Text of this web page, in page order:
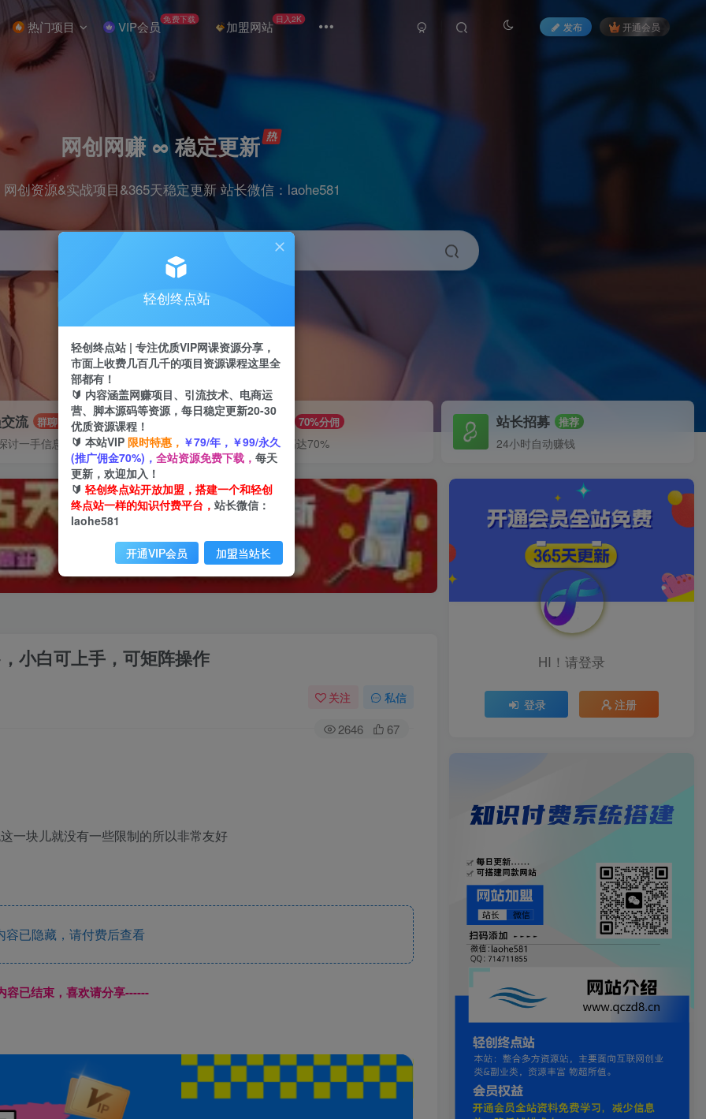
热门项目 VIP会员 免费下载 加盟网站 日入2K
发布 开通会员
网创网赚 ∞ 稳定更新
网创资源&实战项目&365天稳定更新 站长微信：laohe581
剪辑 引流 带货
流 群聊
讨一手信息差
推广赚钱 70%分佣
推广返佣高达70%
站长招募 推荐
24小时自动赚钱
小白可上手，可矩阵操作
关注 私信
2646 67
一块儿就没有一些限制的所以非常友好
已隐藏，请付费后查看
容已结束，喜欢请分享------
HI！请登录
登录 注册
轻创终点站
轻创终点站 | 专注优质VIP网课资源分享，
市面上收费几百几千的项目资源课程这里全
部都有！
🔰 内容涵盖网赚项目、引流技术、电商运
营、脚本源码等资源，每日稳定更新20-30
优质资源课程！
🔰 本站VIP 限时特惠， ￥79/年，￥99/永久
(推广佣金70%)， 全站资源免费下载， 每天
更新，欢迎加入！
🔰 轻创终点站开放加盟，搭建一个和轻创
终点站一样的知识付费平台， 站长微信：
laohe581
开通VIP会员 加盟当站长